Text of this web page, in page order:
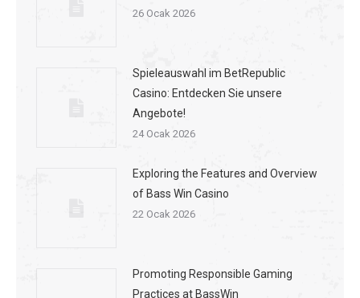
26 Ocak 2026
Spieleauswahl im BetRepublic
Casino: Entdecken Sie unsere
Angebote!
24 Ocak 2026
Exploring the Features and Overview
of Bass Win Casino
22 Ocak 2026
Promoting Responsible Gaming
Practices at BassWin